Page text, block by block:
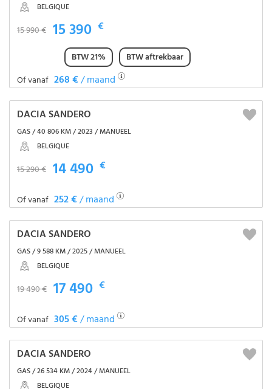
BELGIQUE
15 990 € 15 390 €
BTW 21%
BTW aftrekbaar
Of vanaf 268 €/ maand
DACIA SANDERO
GAS / 40 806 KM / 2023 / MANUEEL
BELGIQUE
15 290 € 14 490 €
Of vanaf 252 €/ maand
DACIA SANDERO
GAS / 9 588 KM / 2025 / MANUEEL
BELGIQUE
19 490 € 17 490 €
Of vanaf 305 €/ maand
DACIA SANDERO
GAS / 26 534 KM / 2024 / MANUEEL
BELGIQUE